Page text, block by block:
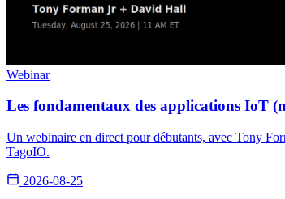
Webinar
Les fondamentaux des applications IoT
Un webinaire en direct pour débutants, avec Tony
TagoIO.
2026-08-25